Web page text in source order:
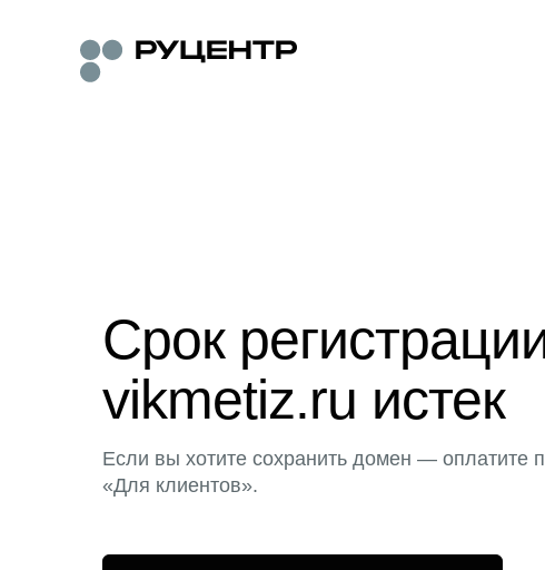
Срок
vikmetiz.ru истек
Если вы хотите сохранить домен — оплатите
«Для клиентов».